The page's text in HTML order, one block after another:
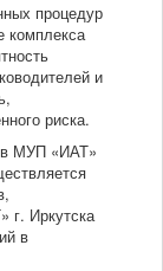
процедур
комплекса
и
риска.
в МУП «ИАТ»
г. Иркутска
в